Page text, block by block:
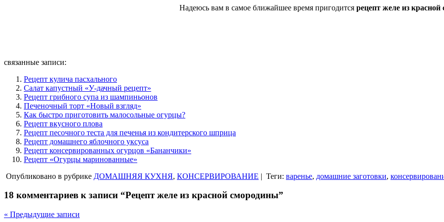
Надеюсь вам в самое ближайшее время пригодится рецепт желе из
связанные записи:
Рецепт кулича пасхального
Салат капустный «У-дачный рецепт»
Рецепт грибного супа из шампиньонов
Печеночный торт «Новый взгляд»
Как быстро приготовить малосольные огурцы?
Рецепт вкусного плова
Рецепт песочного теста для печенья из кондитерского шприца
Рецепт домашнего яблочного уксуса
Рецепт консервированных огурцов «Бананчики»
Рецепт «Огурцы маринованные»
Опубликовано в рубрике ДОМАШНЯЯ КУХНЯ, КОНСЕРВИРОВАНИЕ | Теги: варенье, домашние заготовки,
18 комментариев к записи “Рецепт желе из красной смородины”
« Предыдущие записи